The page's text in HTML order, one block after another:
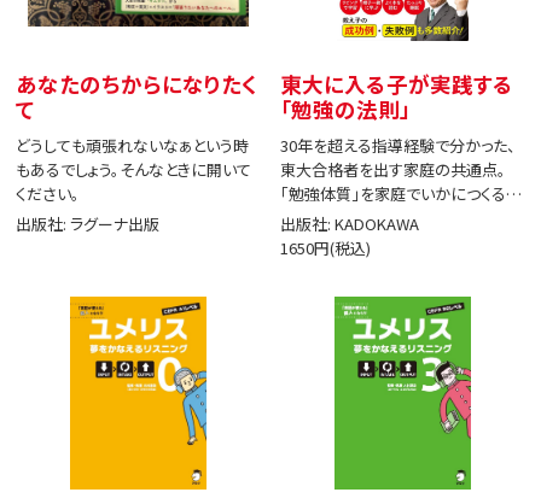
あなたのちからになりたく
て
どうしても頑張れないなぁという時
もあるでしょう。そんなときに開いて
ください。
出版社: ラグーナ出版
東大に入る子が実践する
「勉強の法則」
30年を超える指導経験で分かった、
東大合格者を出す家庭の共通点。
「勉強体質」を家庭でいかにつくる
か。
出版社: KADOKAWA
1650円(税込)